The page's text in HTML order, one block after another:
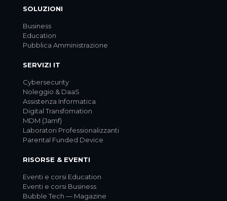
SOLUZIONI
Business
Education
Pubblica Amministrazione
SERVIZI IT
Cybersecurity
Noleggio & DaaS
Assistenza Informatica
Digital Transfomation
MDM (Jamf)
Laboratori Professionalizzanti
Parental Funded Device
RISORSE & EVENTI
Eventi e corsi Education
Eventi e corsi Business
Bubble Tech — Magazine